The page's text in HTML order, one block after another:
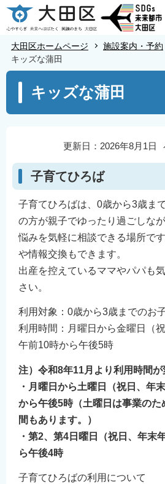
こ
の
ジ
大田区ホームページ 施設案内・予約
キッズな蒲田
こ
ら
キッズな蒲田
更新日：2026年8月1日
子育てひろば
子育てひろばは、0歳から3歳ま
の方が親子でゆったり過ごしな
悩みを気軽に相談できる場所で
や情報交換もできます。
出産を控えているママやパパも
さい。
利用対象：0歳から3歳までのお
利用時間：月曜日から金曜日（
午前10時から午後5時
注）令和8年11月より利用時間が
・月曜日から土曜日（祝日、年
から午後5時（土曜日は事業のた
間もあります。）
・第2、第4日曜日（祝日、年末
ら午後4時
子育てひろばの利用について